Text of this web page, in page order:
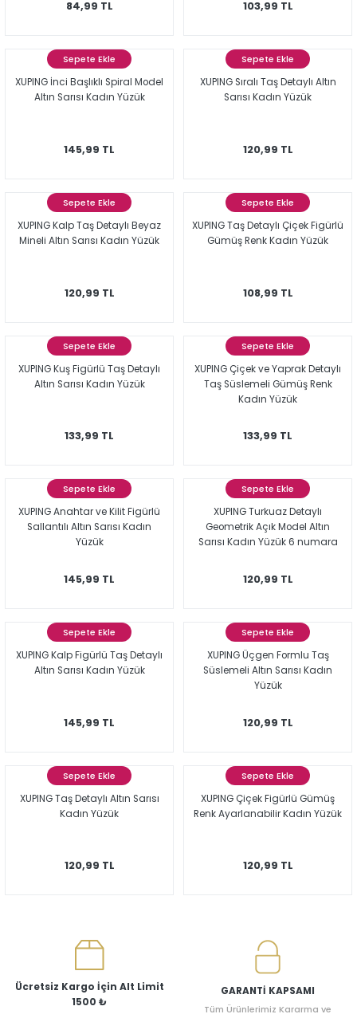
84,99 TL 103,99 TL
Sepete Ekle
XUPING İnci Başlıklı Spiral Model
Altın Sarısı Kadın Yüzük
145,99 TL
Sepete Ekle
XUPING Sıralı Taş Detaylı Altın
Sarısı Kadın Yüzük
120,99 TL
Sepete Ekle
XUPING Kalp Taş Detaylı Beyaz
Mineli Altın Sarısı Kadın Yüzük
120,99 TL
Sepete Ekle
XUPING Taş Detaylı Çiçek Figürlü
Gümüş Renk Kadın Yüzük
108,99 TL
Sepete Ekle
XUPING Kuş Figürlü Taş Detaylı
Altın Sarısı Kadın Yüzük
133,99 TL
Sepete Ekle
XUPING Çiçek ve Yaprak Detaylı
Taş Süslemeli Gümüş Renk
Kadın Yüzük
133,99 TL
Sepete Ekle
XUPING Anahtar ve Kilit Figürlü
Sallantılı Altın Sarısı Kadın
Yüzük
145,99 TL
Sepete Ekle
XUPING Turkuaz Detaylı
Geometrik Açık Model Altın
Sarısı Kadın Yüzük 6 numara
120,99 TL
Sepete Ekle
XUPING Kalp Figürlü Taş Detaylı
Altın Sarısı Kadın Yüzük
145,99 TL
Sepete Ekle
XUPING Üçgen Formlu Taş
Süslemeli Altın Sarısı Kadın
Yüzük
120,99 TL
Sepete Ekle
XUPING Taş Detaylı Altın Sarısı
Kadın Yüzük
120,99 TL
Sepete Ekle
XUPING Çiçek Figürlü Gümüş
Renk Ayarlanabilir Kadın Yüzük
120,99 TL
Ücretsiz Kargo İçin Alt Limit
1500 ₺
GARANTİ KAPSAMI
Tüm Ürünlerimiz Kararma ve